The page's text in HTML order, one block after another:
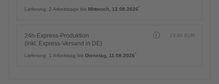
Lieferung: 2 Arbeitstage bis Mittwoch, 12.08.2026*
24h-Express-Produktion
(inkl. Express-Versand in DE)
23,90 EUR
Lieferung: 1 Arbeitstag bis Dienstag, 11.08.2026*